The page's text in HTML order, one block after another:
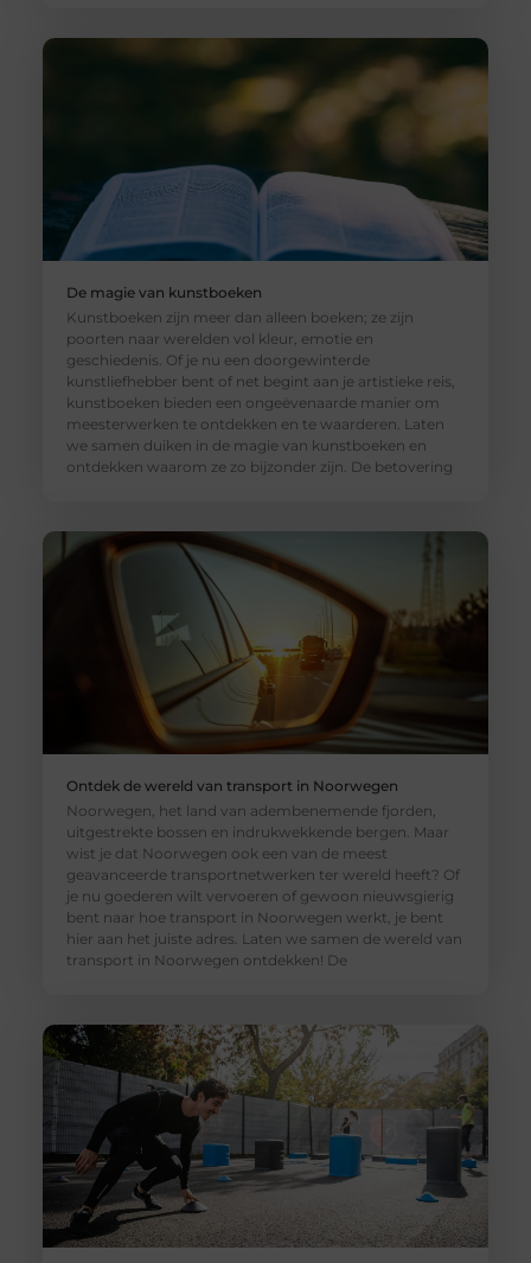
De magie van kunstboeken
Kunstboeken zijn meer dan alleen boeken; ze zijn
poorten naar werelden vol kleur, emotie en
geschiedenis. Of je nu een doorgewinterde
kunstliefhebber bent of net begint aan je artistieke reis,
kunstboeken bieden een ongeëvenaarde manier om
meesterwerken te ontdekken en te waarderen. Laten
we samen duiken in de magie van kunstboeken en
ontdekken waarom ze zo bijzonder zijn. De betovering
Ontdek de wereld van transport in Noorwegen
Noorwegen, het land van adembenemende fjorden,
uitgestrekte bossen en indrukwekkende bergen. Maar
wist je dat Noorwegen ook een van de meest
geavanceerde transportnetwerken ter wereld heeft? Of
je nu goederen wilt vervoeren of gewoon nieuwsgierig
bent naar hoe transport in Noorwegen werkt, je bent
hier aan het juiste adres. Laten we samen de wereld van
transport in Noorwegen ontdekken! De